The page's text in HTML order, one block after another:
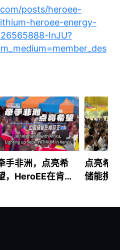
posts/heroee-
heroee-energy-
InJU?
手非洲，点亮希
，HeroEE在肯尼
点亮希
储能携